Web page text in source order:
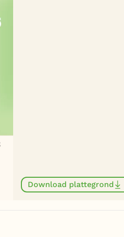
Download plattegrond